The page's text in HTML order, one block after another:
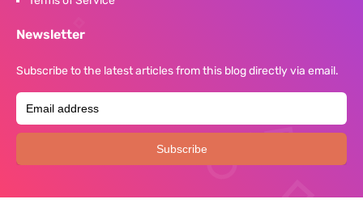
Newsletter
Subscribe to the latest articles from this blog directly via email.